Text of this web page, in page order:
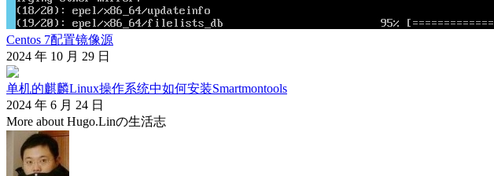
Centos 7配置镜像源
2024 年 10 月 29 日
单机的麒麟Linux操作系统中如何安装Smartmontools
2024 年 6 月 24 日
More about Hugo.Linの生活志